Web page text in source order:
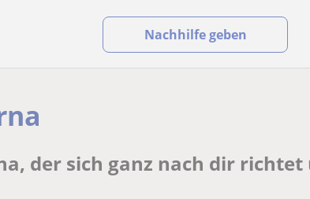
Nachhilfe geben
der sich ganz nach dir